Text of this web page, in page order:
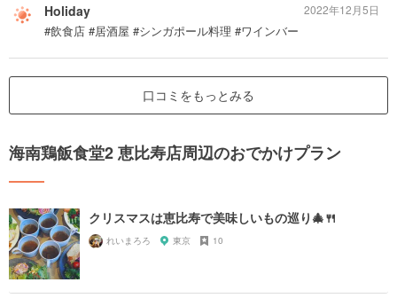
Holiday
#飲食店 #居酒屋 #シンガポール料理 #ワインバー
2022年12月5日
口コミをもっとみる
海南鶏飯食堂2 恵比寿店周辺のおでかけプラン
クリスマスは恵比寿で美味しいもの巡り🎄🍴
れいまろろ 東京 10